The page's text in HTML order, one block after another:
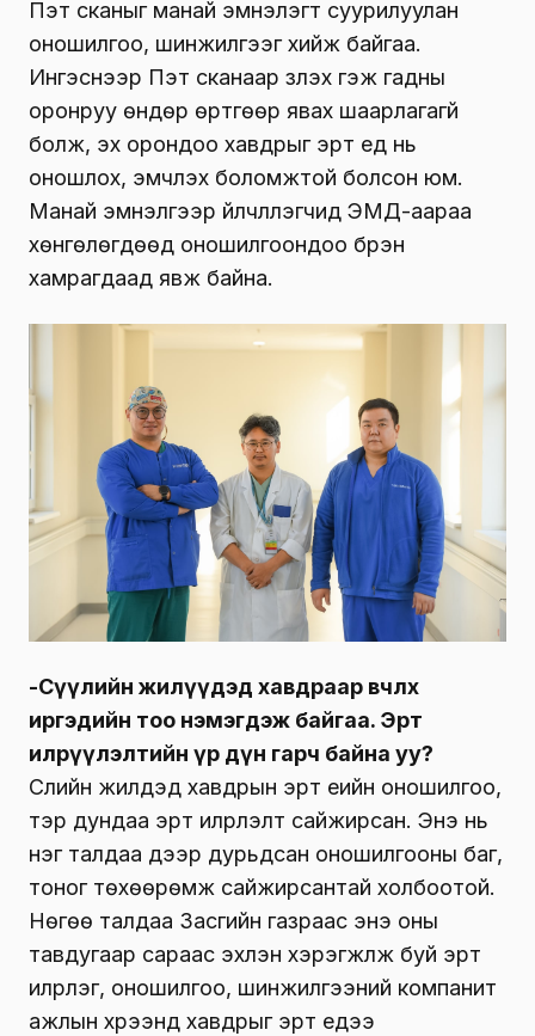
Пэт сканыг манай эмнэлэгт суурилуулан
оношилгоо, шинжилгээг хийж байгаа.
Ингэснээр Пэт сканаар үзүүлэх гэж гадны
оронруу өндөр өртгөөр явах шаарлагагүй
болж, эх орондоо хавдрыг эрт үед нь
оношлох, эмчлэх боломжтой болсон юм.
Манай эмнэлгээр үйлчлүүлэгчид ЭМД-аараа
хөнгөлөгдөөд оношилгоондоо бүрэн
хамрагдаад явж байна.
-Сүүлийн жилүүдэд хавдраар өвчлөх
иргэдийн тоо нэмэгдэж байгаа. Эрт
илрүүлэлтийн үр дүн гарч байна уу?
Сүүлийн жилүүдэд хавдрын эрт үеийн оношилгоо,
тэр дундаа эрт илрүүлэлт сайжирсан. Энэ нь
нэг талдаа дээр дурьдсан оношилгооны баг,
тоног төхөөрөмж сайжирсантай холбоотой.
Нөгөө талдаа Засгийн газраас энэ оны
тавдугаар сараас эхлэн хэрэгжүүлж буй эрт
илрүүлэг, оношилгоо, шинжилгээний компанит
ажлын хүрээнд хавдрыг эрт үедээ